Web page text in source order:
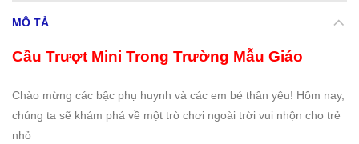
MÔ TẢ
Cầu Trượt Mini Trong Trường Mẫu Giáo
Chào mừng các bậc phụ huynh và các em bé thân yêu! Hôm nay,
chúng ta sẽ khám phá về một trò chơi ngoài trời vui nhộn cho trẻ
nhỏ